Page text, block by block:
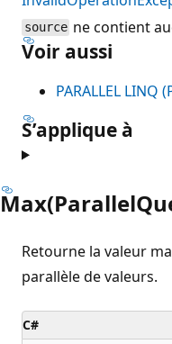
source ne contient
Voir aussi
PARALLEL LINQ
S’applique à
Retourne la valeur
parallèle de valeurs.
C#